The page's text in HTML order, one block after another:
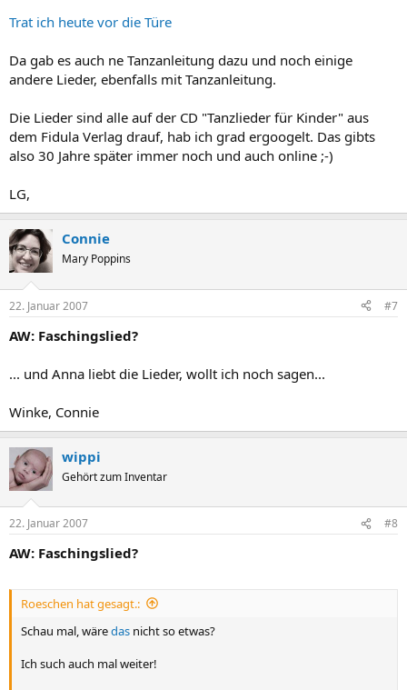
Trat ich heute vor die Türe
Da gab es auch ne Tanzanleitung dazu und noch einige
andere Lieder, ebenfalls mit Tanzanleitung.
Die Lieder sind alle auf der CD "Tanzlieder für Kinder" aus
dem Fidula Verlag drauf, hab ich grad ergoogelt. Das gibts
also 30 Jahre später immer noch und auch online ;-)
LG,
Connie
Mary Poppins
22. Januar 2007 #7
AW: Faschingslied?
... und Anna liebt die Lieder, wollt ich noch sagen...
Winke, Connie
wippi
Gehört zum Inventar
22. Januar 2007 #8
AW: Faschingslied?
Roeschen hat gesagt.:
Schau mal, wäredas nicht so etwas?
Ich such auch mal weiter!